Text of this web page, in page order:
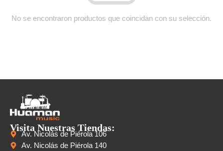
No se encontraron productos que coincidan con su selección.
Visita Nuestras Tiendas:
Av. Nicolás de Piérola 106
Av. Nicolás de Piérola 140